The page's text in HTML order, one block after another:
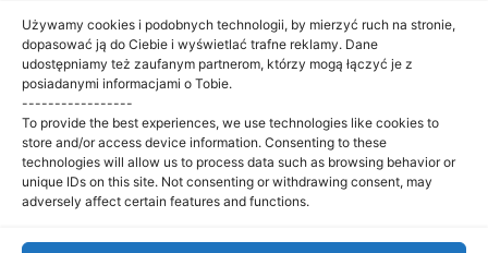
Używamy cookies i podobnych technologii, by mierzyć ruch na stronie,
dopasować ją do Ciebie i wyświetlać trafne reklamy. Dane
udostępniamy też zaufanym partnerom, którzy mogą łączyć je z
posiadanymi informacjami o Tobie.
-----------------
To provide the best experiences, we use technologies like cookies to
store and/or access device information. Consenting to these
technologies will allow us to process data such as browsing behavior or
unique IDs on this site. Not consenting or withdrawing consent, may
adversely affect certain features and functions.
KREATYWNE STUDIO
Krzysia Florczak – Telefon:+48 786 341 222
Facebook